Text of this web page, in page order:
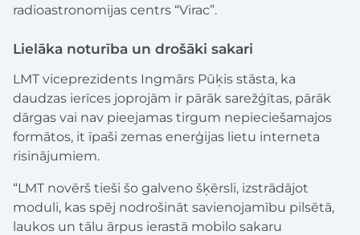
radioastronomijas centrs “Virac”.
Lielāka noturība un drošāki sakari
LMT viceprezidents Ingmārs Pūķis stāsta, ka
daudzas ierīces joprojām ir pārāk sarežģītas, pārāk
dārgas vai nav pieejamas tirgum nepieciešamajos
formātos, it īpaši zemas enerģijas lietu interneta
risinājumiem.
“LMT novērš tieši šo galveno šķērsli, izstrādājot
moduli, kas spēj nodrošināt savienojamību pilsētā,
laukos un tālu ārpus ierastā mobilo sakaru